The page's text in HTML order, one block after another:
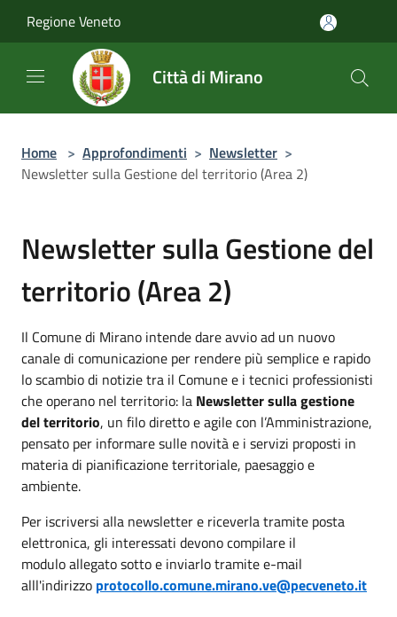
Regione Veneto
Città di Mirano
Home > Approfondimenti > Newsletter >
Newsletter sulla Gestione del territorio (Area 2)
Newsletter sulla Gestione del
territorio (Area 2)
Il Comune di Mirano intende dare avvio ad un nuovo
canale di comunicazione per rendere più semplice e rapido
lo scambio di notizie tra il Comune e i tecnici professionisti
che operano nel territorio: la Newsletter sulla gestione
del territorio, un filo diretto e agile con l’Amministrazione,
pensato per informare sulle novità e i servizi proposti in
materia di pianificazione territoriale, paesaggio e
ambiente.
Per iscriversi alla newsletter e riceverla tramite posta
elettronica, gli interessati devono compilare il
moduloallegato sottoe inviarlotramite e-mail
alll'indirizzo protocollo.comune.mirano.ve@pecveneto.it